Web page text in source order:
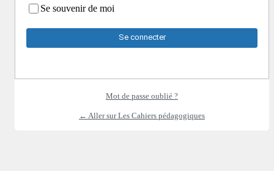
Se souvenir de moi
Mot de passe oublié ?
← Aller sur Les Cahiers pédagogiques